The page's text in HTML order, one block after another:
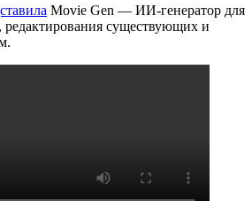
Movie Gen — ИИ-генератор для
редактирования существующих и